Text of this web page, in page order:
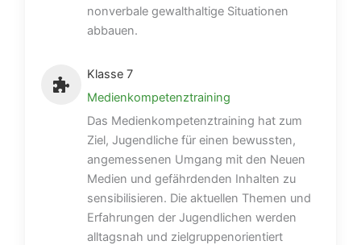
nonverbale gewalthaltige Situationen
abbauen.
Klasse 7
Medienkompetenztraining
Das Medienkompetenztraining hat zum
Ziel, Jugendliche für einen bewussten,
angemessenen Umgang mit den Neuen
Medien und gefährdenden Inhalten zu
sensibilisieren. Die aktuellen Themen und
Erfahrungen der Jugendlichen werden
alltagsnah und zielgruppenorientiert